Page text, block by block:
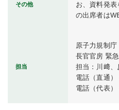
その他
お、資料発表
の出席者は
担当
原子力規制庁
長官官房 緊
担当：川﨑、
電話（直通
電話（代表